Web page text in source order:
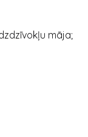
māja;